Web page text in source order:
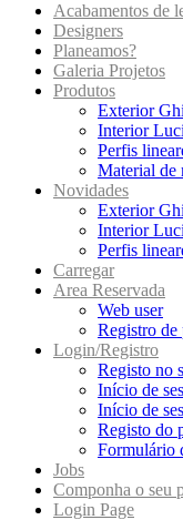
Acabamentos de
Designers
Planeamos?
Galeria Projetos
Produtos
Exterior
Interior
Perfis
Material de
Novidades
Exterior
Interior
Perfis
Carregar
Area Reservada
Web user
Registro de
Login/Registro
Registo no
Início de
Início de
Registo do
Formulário
Jobs
Componha o seu
Login Page